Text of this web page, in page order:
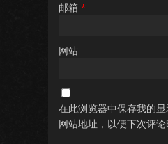
邮箱 *
网站
在此浏览器中保存我的
网站地址，以便下次评论